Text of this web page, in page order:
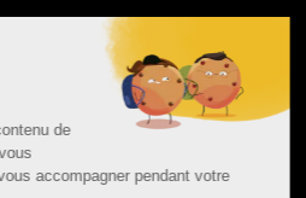
de
vous
vous accompagner pendant votre